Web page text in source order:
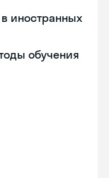
иностранных
обучения